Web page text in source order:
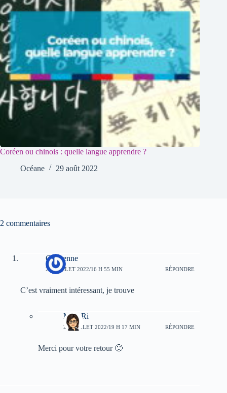
Coréen ou chinois : quelle langue apprendre ?
Océane
29 août 2022
2 commentaires
Cheyenne
22 JUILLET 2022/16 H 55 MIN RÉPONDRE
C’est vraiment intéressant, je trouve
Myu-Ri
23 JUILLET 2022/19 H 17 MIN RÉPONDRE
Merci pour votre retour 🙂